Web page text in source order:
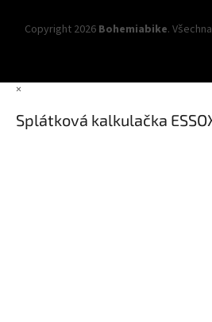
Copyright 2026 Bohemiabike.
×
Splátková kalkulačka